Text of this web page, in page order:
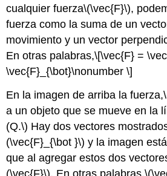
cualquier fuerza\(\vec{F}\),
fuerza como la suma de un
movimiento y un vector
En otras palabras,\[\vec{F} =
\vec{F}_{\bot}\nonumber \]
En la imagen de arriba la fuerza,
a un objeto que se mueve en la
(Q.\) Hay dos vectores
(\vec{F}_{\bot }\) y la imagen
que al agregar estos dos